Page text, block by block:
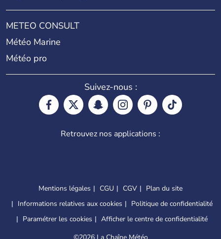
METEO CONSULT
Météo Marine
Météo pro
Suivez-nous :
Retrouvez nos applications :
Mentions légales CGU CGV
Plan du site
Informations relatives aux cookies
Politique de confidentialité
Paramétrer les cookies
Afficher le centre de confidentialité